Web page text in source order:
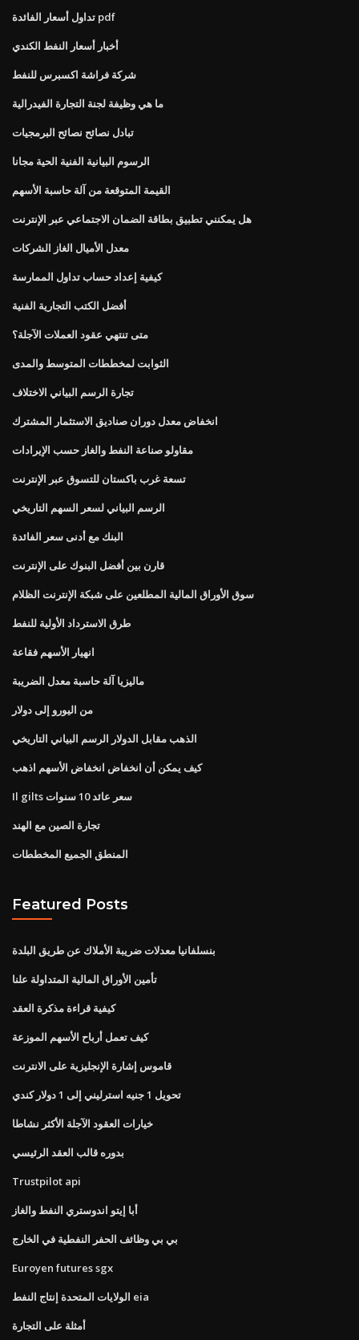
تداول أسعار الفائدة pdf
أخبار أسعار النفط الكندي
شركة فراشة اكسبرس للنفط
ما هي وظيفة لجنة التجارة الفيدرالية
تبادل نصائح نصائح البرمجيات
الرسوم البيانية الفنية الحية مجانا
القيمة المتوقعة من آلة حاسبة الأسهم
هل يمكنني تطبيق بطاقة الضمان الاجتماعي عبر الإنترنت
معدل الأميال الغاز الشركات
كيفية إعداد حساب تداول الممارسة
أفضل الكتب التجارية الفنية
متى تنتهي عقود العملات الآجلة؟
الثوابت لمخططات المتوسط ​​والمدى
تجارة الرسم البياني الاختلاف
انخفاض معدل دوران صناديق الاستثمار المشترك
مقاولو صناعة النفط والغاز حسب الإيرادات
تسعة غرب باكستان للتسوق عبر الإنترنت
الرسم البياني لسعر السهم التاريخي
البنك مع أدنى سعر الفائدة
قارن بين أفضل البنوك على الإنترنت
سوق الأوراق المالية المطلعين على شبكة الإنترنت الظلام
طرق الاسترداد الأولية للنفط
انهيار الأسهم فقاعة
ماليزيا آلة حاسبة معدل الضريبة
من اليورو إلى دولار
الذهب مقابل الدولار الرسم البياني التاريخي
كيف يمكن أن انخفاض انخفاض الأسهم اذهب
Il gilts سعر عائد 10 سنوات
تجارة الصين مع الهند
المنطق الجميع المخططات
Featured Posts
بنسلفانيا معدلات ضريبة الأملاك عن طريق البلدة
تأمين الأوراق المالية المتداولة علنا
كيفية قراءة مذكرة العقد
كيف تعمل أرباح الأسهم الموزعة
قاموس إشارة الإنجليزية على الانترنت
تحويل 1 جنيه استرليني إلى 1 دولار كندي
خيارات العقود الآجلة الأكثر نشاطا
بدوره قالب العقد الرئيسي
Trustpilot api
أبا إيتو اندوستري النفط والغاز
بي بي وظائف الحفر النفطية في الخارج
Euroyen futures sgx
الولايات المتحدة إنتاج النفط eia
أمثلة على التجارة